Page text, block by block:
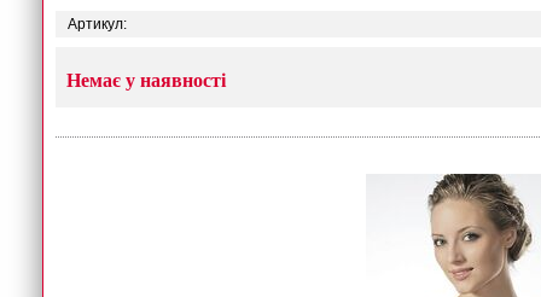
Артикул:
Немає у наявності